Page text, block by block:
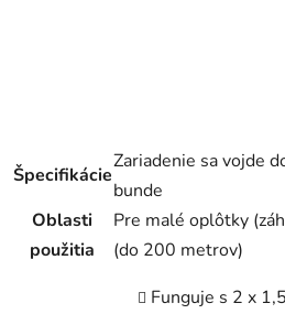
Špecifikácie
Zariadenie sa vojde
bunde
Oblasti
použitia
Pre malé oplôtky
(do 200 metrov)
Funguje s 2 x